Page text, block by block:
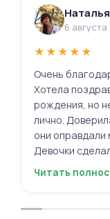
6
★★★★★
Очень
Хотела
рождения, но
лично.
они оправдали
Девочки
для
Читать